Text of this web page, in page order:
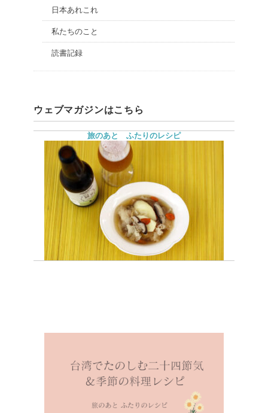
日本あれこれ
私たちのこと
読書記録
ウェブマガジンはこちら
旅のあと ふたりのレシピ